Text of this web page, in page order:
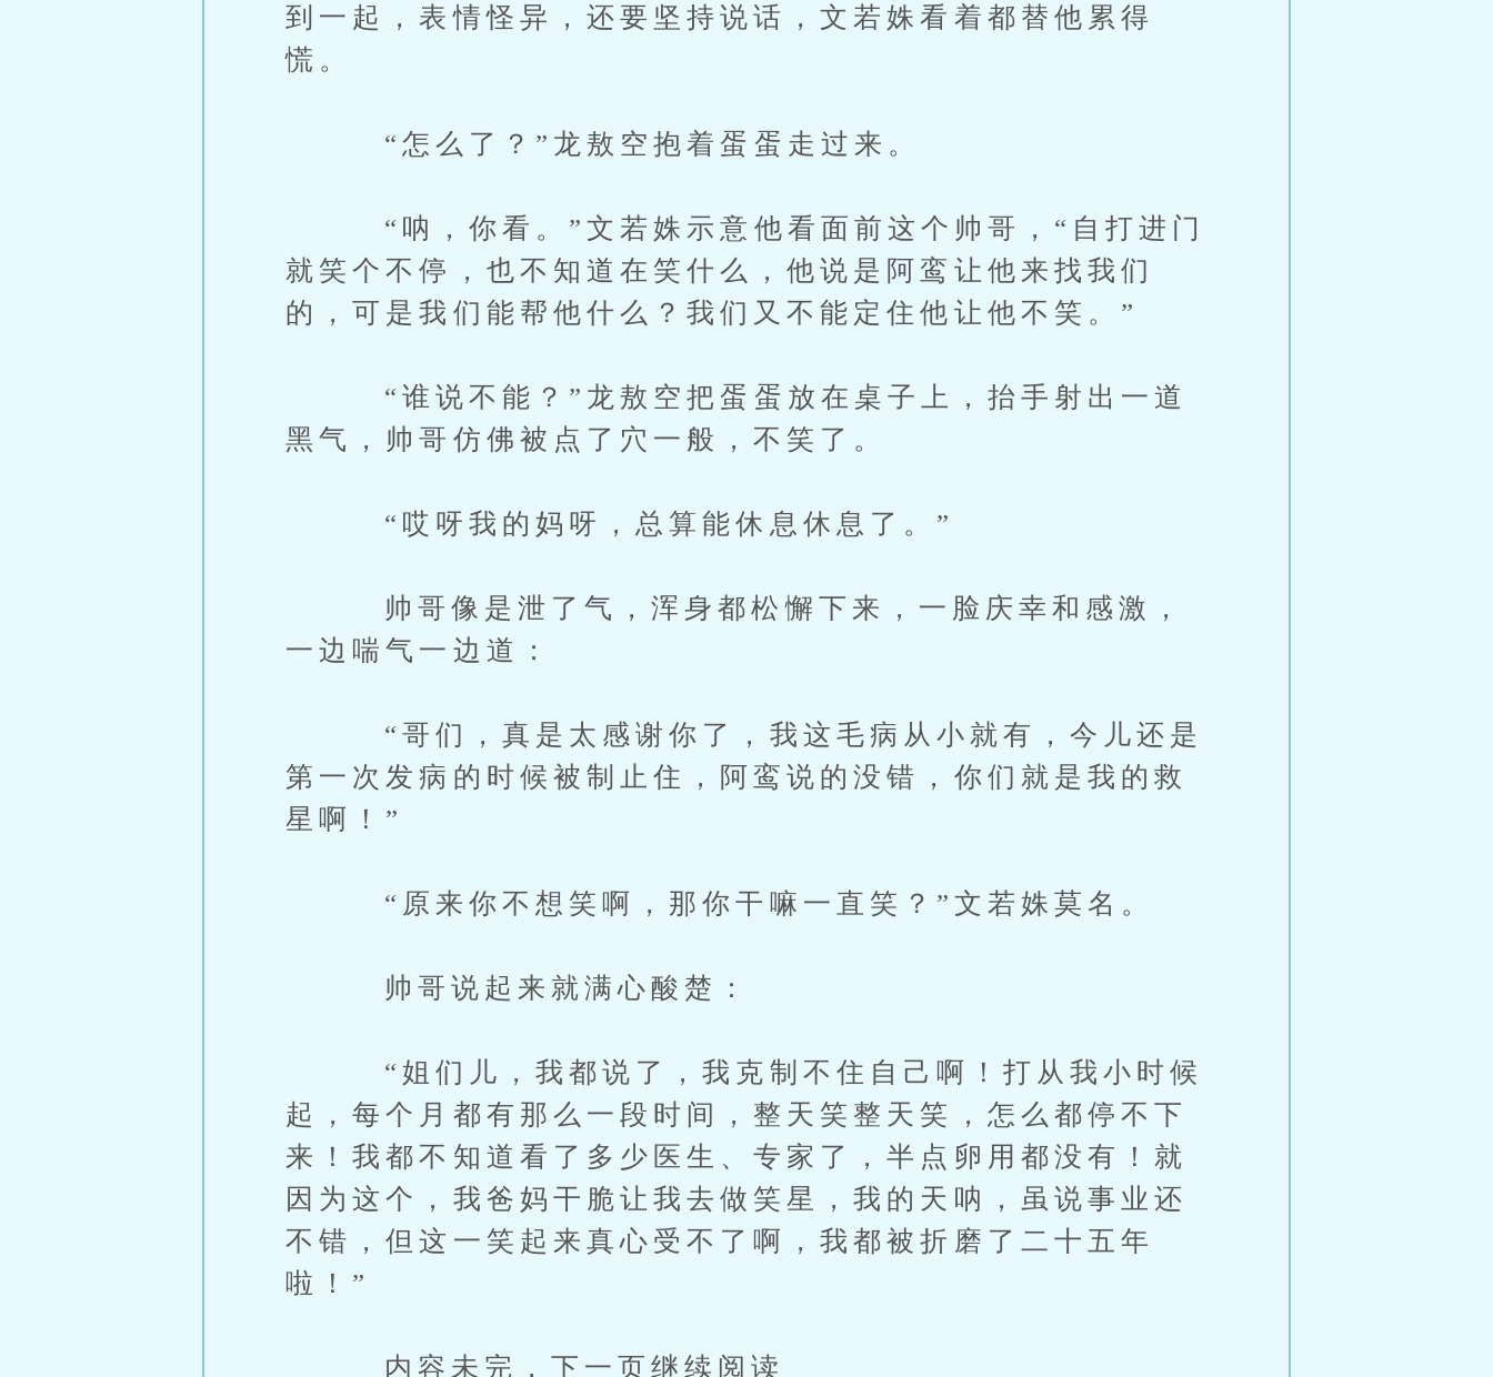
到一起，表情怪异，还要坚持说话，文若姝看着都替他累得
慌。
“怎么了？”龙敖空抱着蛋蛋走过来。
“呐，你看。”文若姝示意他看面前这个帅哥，“自打进门
就笑个不停，也不知道在笑什么，他说是阿鸾让他来找我们
的，可是我们能帮他什么？我们又不能定住他让他不笑。”
“谁说不能？”龙敖空把蛋蛋放在桌子上，抬手射出一道
黑气，帅哥仿佛被点了穴一般，不笑了。
“哎呀我的妈呀，总算能休息休息了。”
帅哥像是泄了气，浑身都松懈下来，一脸庆幸和感激，
一边喘气一边道：
“哥们，真是太感谢你了，我这毛病从小就有，今儿还是
第一次发病的时候被制止住，阿鸾说的没错，你们就是我的救
星啊！”
“原来你不想笑啊，那你干嘛一直笑？”文若姝莫名。
帅哥说起来就满心酸楚：
“姐们儿，我都说了，我克制不住自己啊！打从我小时候
起，每个月都有那么一段时间，整天笑整天笑，怎么都停不下
来！我都不知道看了多少医生、专家了，半点卵用都没有！就
因为这个，我爸妈干脆让我去做笑星，我的天呐，虽说事业还
不错，但这一笑起来真心受不了啊，我都被折磨了二十五年
啦！”
内容未完，下一页继续阅读